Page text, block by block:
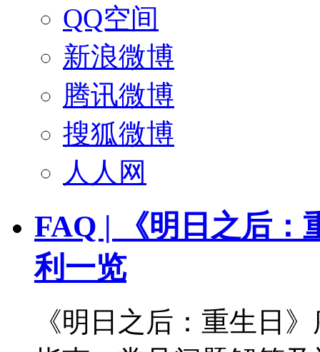
QQ空间
新浪微博
腾讯微博
搜狐微博
人人网
FAQ | 《明日之后
利一览
《明日之后：重生日